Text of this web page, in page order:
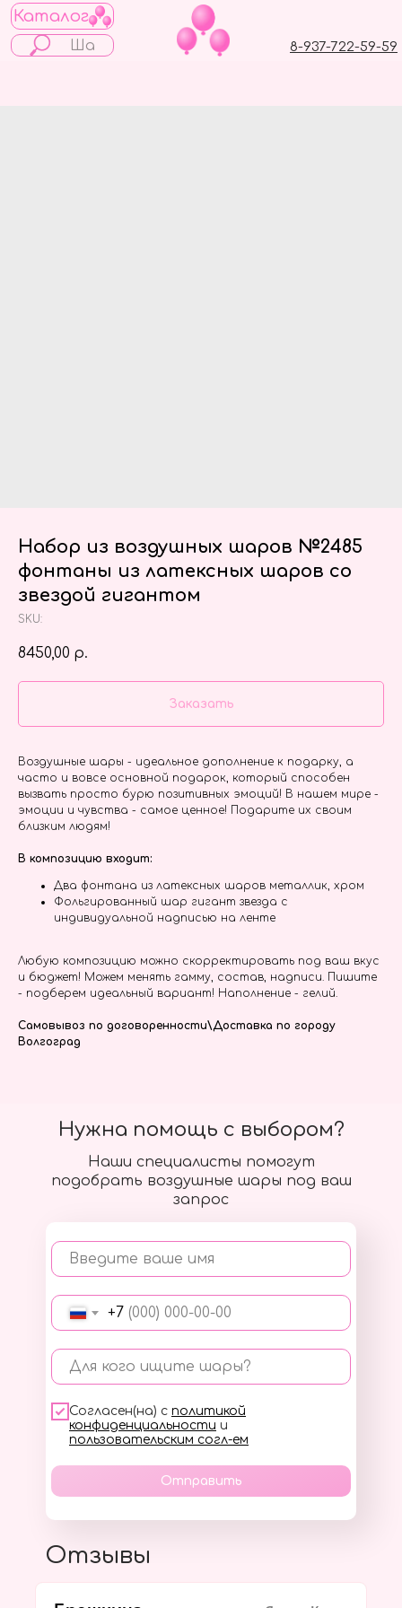
Каталог
8-937-722-59-59
Набор из воздушных шаров №2485
фонтаны из латексных шаров со
звездой гигантом
SKU:
8450,00 р.
Заказать
Воздушные шары - идеальное дополнение к подарку, а
часто и вовсе основной подарок, который способен
вызвать просто бурю позитивных эмоций! В нашем мире -
эмоции и чувства - самое ценное! Подарите их своим
близким людям!
В композицию входит:
Два фонтана из латексных шаров металлик, хром
Фольгированный шар гигант звезда с
индивидуальной надписью на ленте
Любую композицию можно скорректировать под ваш вкус
и бюджет! Можем менять гамму, состав, надписи. Пишите
- подберем идеальный вариант! Наполнение - гелий.
Самовывоз по договоренности\Доставка по городу
Волгоград
Наши специалисты помогут
подобрать воздушные шары под ваш
запрос
Введите ваше имя
+7
Для кого ищите шары?
Согласен(на) с политикой
конфиденциальности и
пользовательским согл-ем
Отправить
Нужна помощь с выбором?
Отзывы